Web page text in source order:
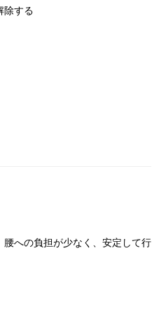
除する
への負担が少なく、安定して行